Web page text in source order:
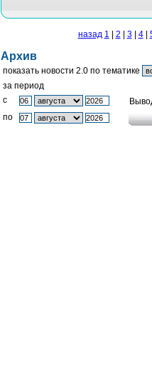
назад 1 2 3| 4|
Архив
показать новости 2.0 по тематике
за период
c
по